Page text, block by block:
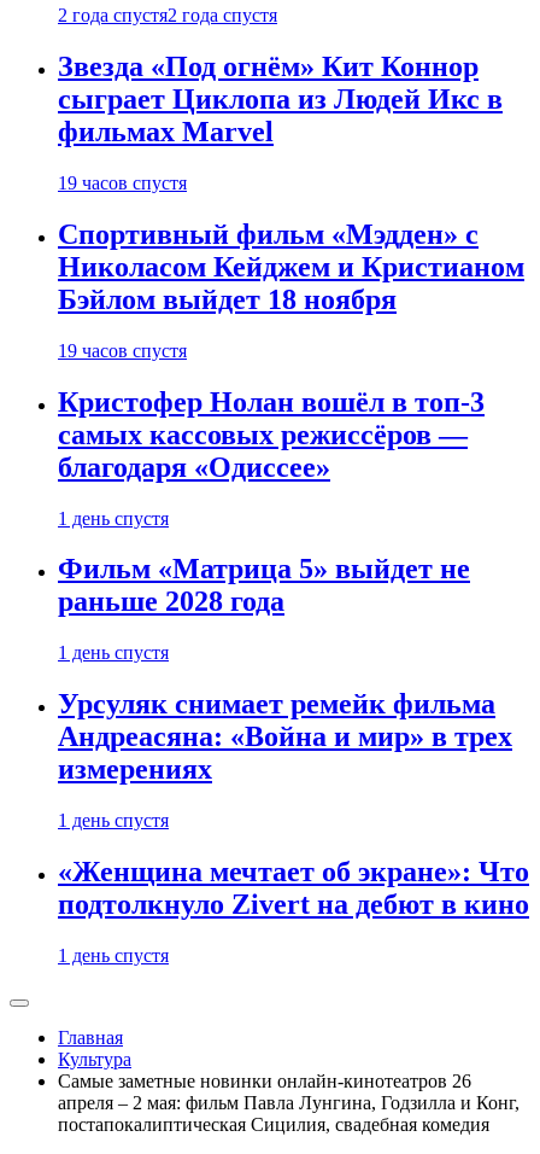
2 года спустя2 года спустя
Звезда «Под огнём» Кит Коннор
сыграет Циклопа из Людей Икс в
фильмах Marvel
19 часов спустя
Спортивный фильм «Мэдден» с
Николасом Кейджем и Кристианом
Бэйлом выйдет 18 ноября
19 часов спустя
Кристофер Нолан вошёл в топ-3
самых кассовых режиссёров —
благодаря «Одиссее»
1 день спустя
Фильм «Матрица 5» выйдет не
раньше 2028 года
1 день спустя
Урсуляк снимает ремейк фильма
Андреасяна: «Война и мир» в трех
измерениях
1 день спустя
«Женщина мечтает об экране»: Что
подтолкнуло Zivert на дебют в кино
1 день спустя
Главная
Культура
Самые заметные новинки онлайн-кинотеатров 26
апреля – 2 мая: фильм Павла Лунгина, Годзилла и Конг,
постапокалиптическая Сицилия, свадебная комедия